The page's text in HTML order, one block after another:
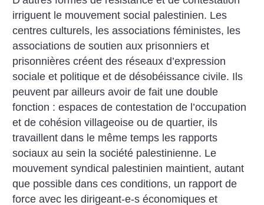
irriguent le mouvement social palestinien. Les
centres culturels, les associations féministes, les
associations de soutien aux prisonniers et
prisonnières créent des réseaux d’expression
sociale et politique et de désobéissance civile. Ils
peuvent par ailleurs avoir de fait une double
fonction : espaces de contestation de l’occupation
et de cohésion villageoise ou de quartier, ils
travaillent dans le même temps les rapports
sociaux au sein la société palestinienne. Le
mouvement syndical palestinien maintient, autant
que possible dans ces conditions, un rapport de
force avec les dirigeant-e-s économiques et